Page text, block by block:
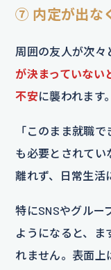
⑦ 内定が出な
周囲の友人が次々
が決まっていない
不安に襲われます。
「このまま就職
も必要とされてい
離れず、日常生活
特にSNSやグルー
ようになると、ま
れません。表面上